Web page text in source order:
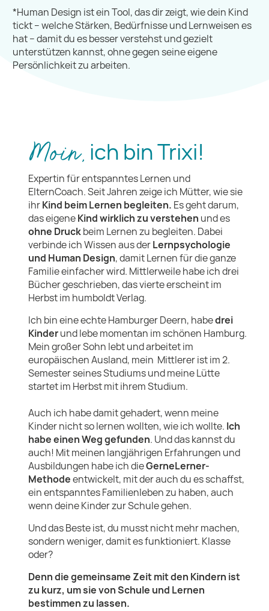
*Human Design ist ein Tool, das dir zeigt, wie dein Kind
tickt – welche Stärken, Bedürfnisse und Lernweisen es
hat – damit du es besser verstehst und gezielt
unterstützen kannst, ohne gegen seine eigene
Persönlichkeit zu arbeiten.
Moin, ich bin Trixi!
Expertin für entspanntes Lernen und
ElternCoach. Seit Jahren zeige ich Mütter, wie sie
ihrKind beim Lernen begleiten. Es geht darum,
das eigeneKind wirklich zu verstehen und es
ohne Druckbeim Lernen zu begleiten. Dabei
verbinde ich Wissen aus derLernpsychologie
und Human Design, damit Lernen für die ganze
Familie einfacher wird. Mittlerweile habe ich drei
Bücher geschrieben, das vierte erscheint im
Herbst im humboldt Verlag.
Ich bin eine echte Hamburger Deern, habedrei
Kinderund lebe momentan im schönen Hamburg.
Mein großer Sohn lebt und arbeitet im
europäischen Ausland, mein Mittlerer ist im 2.
Semester seines Studiums und meine Lütte
startet im Herbst mit ihrem Studium.
Auch ich habe damit gehadert, wenn meine
Kinder nicht so lernen wollten, wie ich wollte. Ich
habe einen Weg gefunden. Und das kannst du
auch! Mit meinen langjährigen Erfahrungen und
Ausbildungen habe ich dieGerneLerner-
Methodeentwickelt, mit der auch du es schaffst,
ein entspanntes Familienleben zu haben, auch
wenn deine Kinder zur Schule gehen.
Und das Beste ist, du musst nicht mehr machen,
sondern weniger, damit es funktioniert. Klasse
oder?
Denn die gemeinsame Zeit mit den Kindern ist
zu kurz, um sie von Schule und Lernen
bestimmen zu lassen.